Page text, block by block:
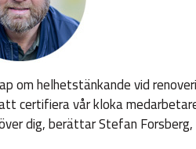
om helhetstänkande vid
certifiera vår kloka
dig, berättar Stefan Forsberg,